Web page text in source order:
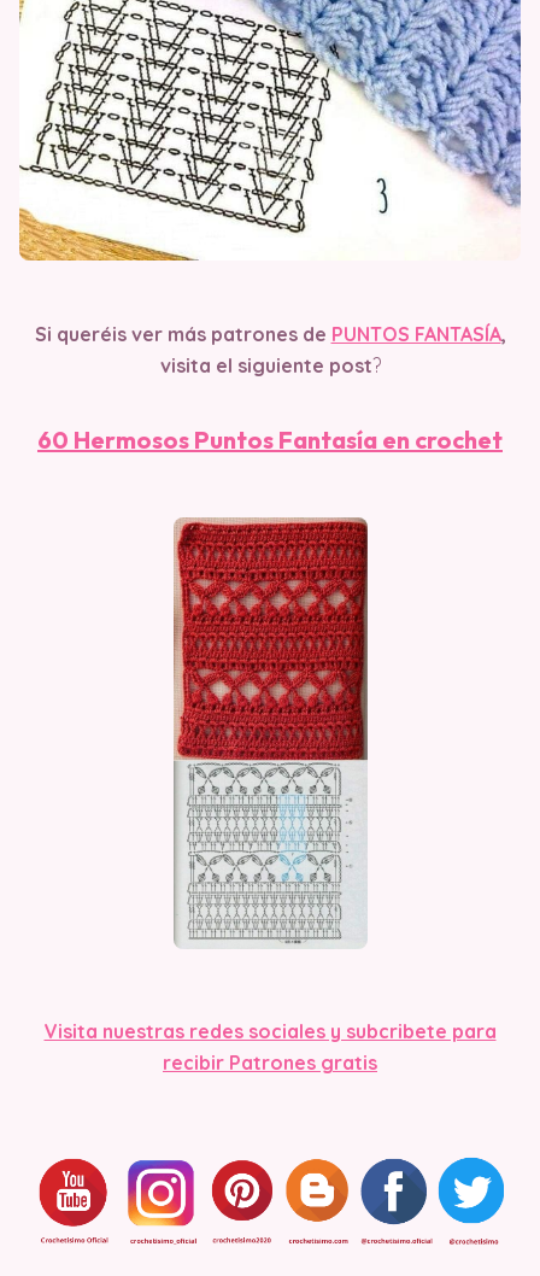
Si queréis ver más patrones de PUNTOS FANTASÍA,
visita el siguiente post?
60 Hermosos Puntos Fantasía en crochet
Visita nuestras redes sociales y subcribete para
recibir Patrones gratis